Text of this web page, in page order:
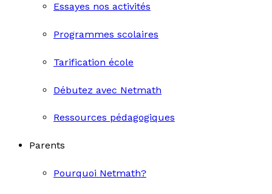
Essayes nos activités
Programmes scolaires
Tarification école
Débutez avec Netmath
Ressources pédagogiques
Parents
Pourquoi Netmath?